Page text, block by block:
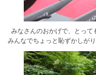
みなさんのおかげで、とって
みんなでちょっと恥ずかしが